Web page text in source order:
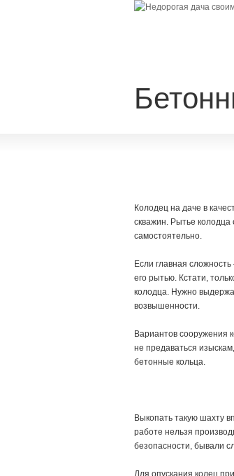
Колодец на даче в
скважин. Рытье
самостоятельно.
Если главная
его рытью. Кстати,
колодца. Нужно
возвышенности.
Вариантов сооружения
не предаваться
бетонные кольца.
Выкопать такую шахту
работе нельзя
безопасности, бывали
Для опускания колец